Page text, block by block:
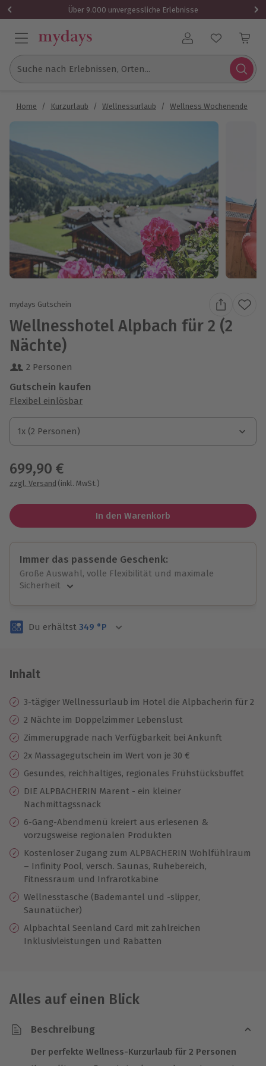
Über 9.000 unvergessliche Erlebnisse
Benutzerkonto
Suche nach Erlebnissen, Orten...
Home / Kurzurlaub / Wellnessurlaub / Wellness Wochenende
mydays Gutschein
Wellnesshotel Alpbach für 2 (2
Nächte)
2 Personen
Gutschein kaufen
Flexibel einlösbar
1x (2 Personen)
1x (2 Personen)
1x (2 Personen)
699,90 €
zzgl. Versand (inkl. MwSt.)
In den Warenkorb
Immer das passende Geschenk:
Große Auswahl, volle Flexibilität und maximale
Sicherheit
Volle Flexibilität
3 Jahre gültig & verlängerbar.
Du erhältst 349 °P
Inhalt
3-tägiger Wellnessurlaub im Hotel die Alpbacherin für 2
2 Nächte im Doppelzimmer Lebenslust
Zimmerupgrade nach Verfügbarkeit bei Ankunft
2x Massagegutschein im Wert von je 30 €
Gesundes, reichhaltiges, regionales Frühstücksbuffet
DIE ALPBACHERIN Marent - ein kleiner
Nachmittagssnack
6-Gang-Abendmenü kreiert aus erlesenen &
vorzugsweise regionalen Produkten
Kostenloser Zugang zum ALPBACHERIN Wohlfühlraum
– Infinity Pool, versch. Saunas, Ruhebereich,
Fitnessraum und Infrarotkabine
Wellnesstasche (Bademantel und -slipper,
Saunatücher)
Alpbachtal Seenland Card mit zahlreichen
Inklusivleistungen und Rabatten
Alles auf einen Blick
Beschreibung
Der perfekte Wellness-Kurzurlaub für 2 Personen